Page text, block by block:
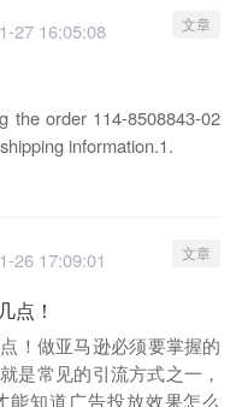
27 16:05:08 文章
the order 114-8508843-02
information.1.
26 17:09:01 文章
点！
！做亚马逊必须要掌握的
是常见的引流方式之一，
能知道广告投放效果怎么